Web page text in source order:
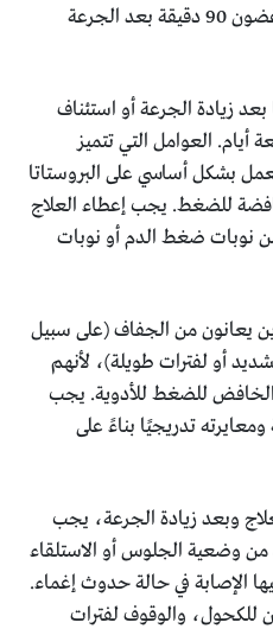
بدء العلاج وغالبًا ما تحدث في غضون 90 دقيقة بعد الجرعة
زيادة الجرعة أو استئناف
أيام. العوامل التي تتميز
بشكل أساسي على البروستاتا
للضغط. يجب إعطاء العلاج
نوبات ضغط الدم أو نوبات
يعانون من الجفاف (على سبيل
أو لفترات طويلة)، لأنهم
الخافض للضغط للأدوية. يجب
تدريجيًا بناءً على
وبعد زيادة الجرعة، يجب
وضعية الجلوس أو الاستلقاء
الإصابة في حالة حدوث إغماء.
للكحول، والوقوف لفترات